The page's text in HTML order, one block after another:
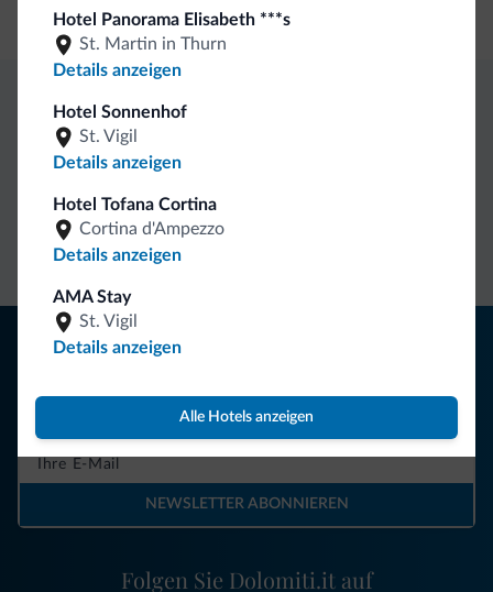
Boutiquen/Geschäfte
Hotel Panorama Elisabeth ***s
St. Martin in Thurn
Details anzeigen
Hotel Sonnenhof
St. Vigil
Details anzeigen
Hotel Tofana Cortina
Cortina d'Ampezzo
Details anzeigen
AMA Stay
St. Vigil
Details anzeigen
Alle Hotels anzeigen
Exklusive Vorteile von Dolomiti.it
Kontakt
Preise
Folgen Sie Dolomiti.it auf
Tipps aus den Dolomiten
Neuigkeiten für Ihren Urlaub in den Dolomiten.
NEWSLETTER ABONNIEREN